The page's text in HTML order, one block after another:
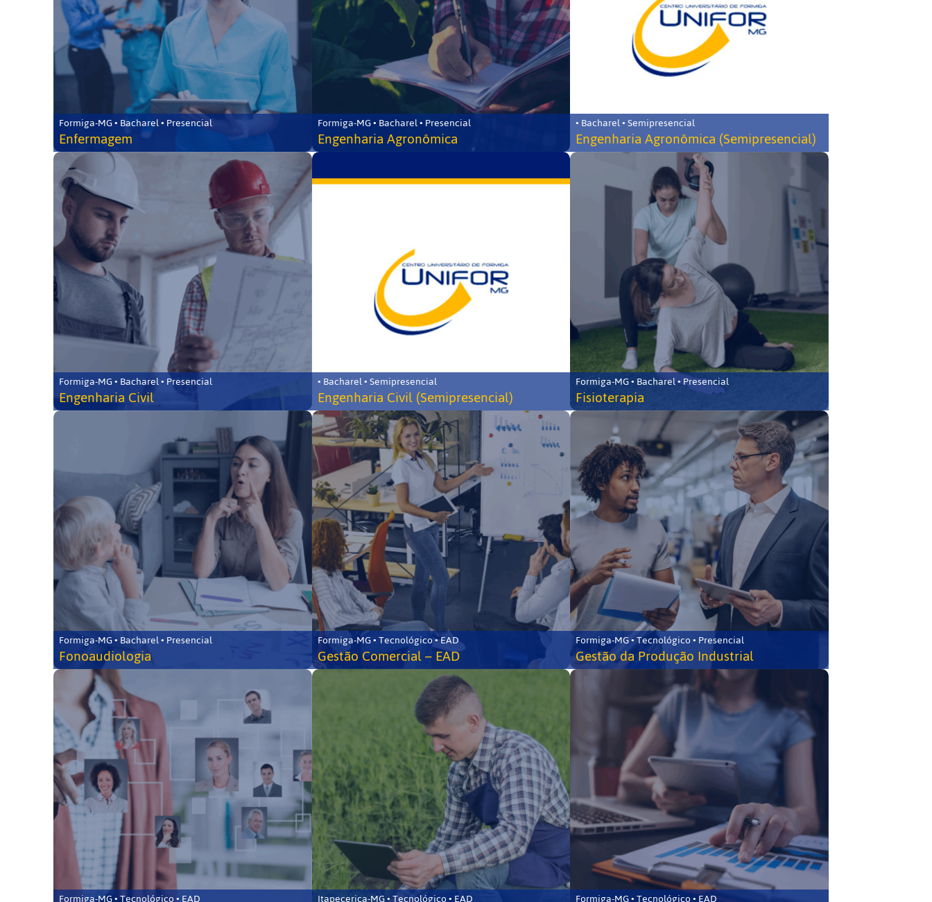
Formiga-MG • Bacharel • Presencial
Enfermagem
Formiga-MG • Bacharel • Presencial
Engenharia Agronômica
• Bacharel • Semipresencial
Engenharia Agronômica (Semipresencial)
Formiga-MG • Bacharel • Presencial
Engenharia Civil
• Bacharel • Semipresencial
Engenharia Civil (Semipresencial)
Formiga-MG • Bacharel • Presencial
Fisioterapia
Formiga-MG • Bacharel • Presencial
Fonoaudiologia
Formiga-MG • Tecnológico • EAD
Gestão Comercial – EAD
Formiga-MG • Tecnológico • Presencial
Gestão da Produção Industrial